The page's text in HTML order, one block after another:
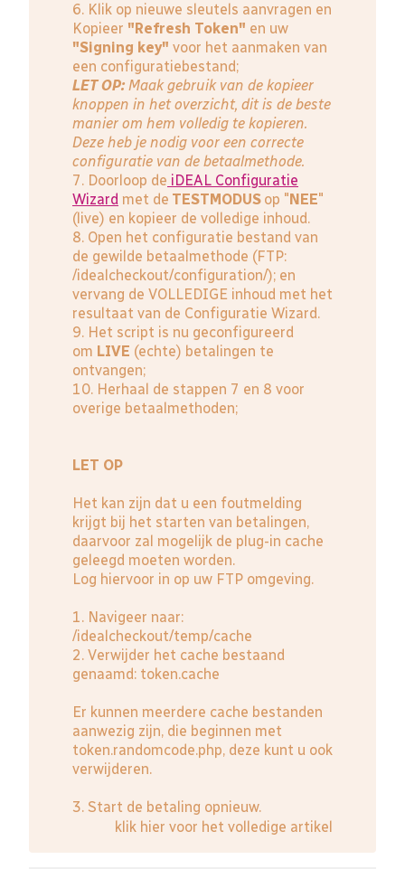
6. Klik op nieuwe sleutels aanvragen en
Kopieer "Refresh Token" en uw
"Signing key" voor het aanmaken van
een configuratiebestand;
LET OP: Maak gebruik van de kopieer
knoppen in het overzicht, dit is de beste
manier om hem volledig te kopieren.
Deze heb je nodig voor een correcte
configuratie van de betaalmethode.
7. Doorloop de iDEAL Configuratie
Wizard met de TESTMODUS op " NEE"
(live) en kopieer de volledige inhoud.
8. Open het configuratie bestand van
de gewilde betaalmethode (FTP:
/idealcheckout/configuration/); en
vervang de VOLLEDIGE inhoud met het
resultaat van de Configuratie Wizard.
9. Het script is nu geconfigureerd
om LIVE (echte) betalingen te
ontvangen;
10. Herhaal de stappen 7 en 8 voor
overige betaalmethoden;
LET OP
Het kan zijn dat u een foutmelding
krijgt bij het starten van betalingen,
daarvoor zal mogelijk de plug-in cache
geleegd moeten worden.
Log hiervoor in op uw FTP omgeving.
1. Navigeer naar:
/idealcheckout/temp/cache
2. Verwijder het cache bestaand
genaamd: token.cache
Er kunnen meerdere cache bestanden
aanwezig zijn, die beginnen met
token.randomcode.php, deze kunt u ook
verwijderen.
3. Start de betaling opnieuw.
klik hier voor het volledige artikel